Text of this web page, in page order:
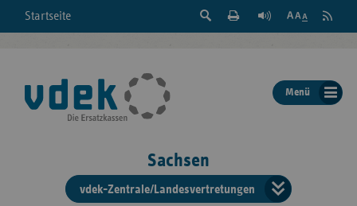
Startseite
Suche
der
Seite
Feed
Menü
Sachsen
vdek-Zentrale/Landesvertretungen